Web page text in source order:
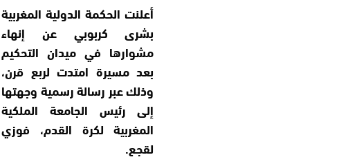
أعلنت الحكمة الدولية المغربية
بشرى كربوبي عن إنهاء
مشوارها في ميدان التحكيم
بعد مسيرة امتدت لربع قرن،
وذلك عبر رسالة رسمية وجهتها
إلى رئيس الجامعة الملكية
المغربية لكرة القدم، فوزي
لقجع.